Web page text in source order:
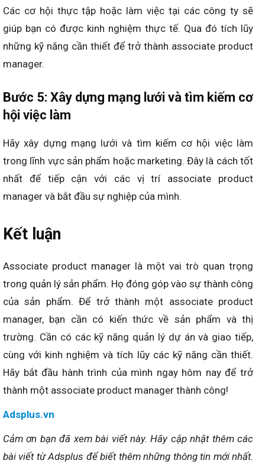
Các cơ hội thực tập hoặc làm việc tại các công ty sẽ
giúp bạn có được kinh nghiệm thực tế. Qua đó tích lũy
những kỹ năng cần thiết để trở thành associate product
manager.
Bước 5: Xây dựng mạng lưới và tìm kiếm cơ
hội việc làm
Hãy xây dựng mạng lưới và tìm kiếm cơ hội việc làm
trong lĩnh vực sản phẩm hoặc marketing. Đây là cách tốt
nhất để tiếp cận với các vị trí associate product
manager và bắt đầu sự nghiệp của mình.
Kết luận
Associate product manager là một vai trò quan trọng
trong quản lý sản phẩm. Họ đóng góp vào sự thành công
của sản phẩm. Để trở thành một associate product
manager, bạn cần có kiến thức về sản phẩm và thị
trường. Cần có các kỹ năng quản lý dự án và giao tiếp,
cùng với kinh nghiệm và tích lũy các kỹ năng cần thiết.
Hãy bắt đầu hành trình của mình ngay hôm nay để trở
thành một associate product manager thành công!
Adsplus.vn
Cảm ơn bạn đã xem bài viết này. Hãy cập nhật thêm các
bài viết từ Adsplus để biết thêm những thông tin mới nhất.